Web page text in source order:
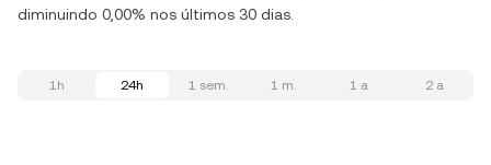
diminuindo 0,00% nos últimos 30 dias.
1h 24h 1 sem. 1 m. 1 a 2 a